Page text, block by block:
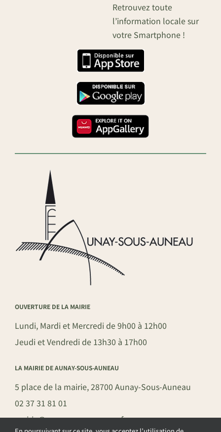
Retrouvez toute
l’information locale sur
votre Smartphone !
OUVERTURE DE LA MAIRIE
Lundi, Mardi et Mercredi de 9h00 à 12h00
Jeudi et Vendredi de 13h30 à 17h00
LA MAIRIE DE AUNAY-SOUS-AUNEAU
5 place de la mairie, 28700 Aunay-Sous-Auneau
02 37 31 81 01
mairie@aunay-sous-auneau.fr